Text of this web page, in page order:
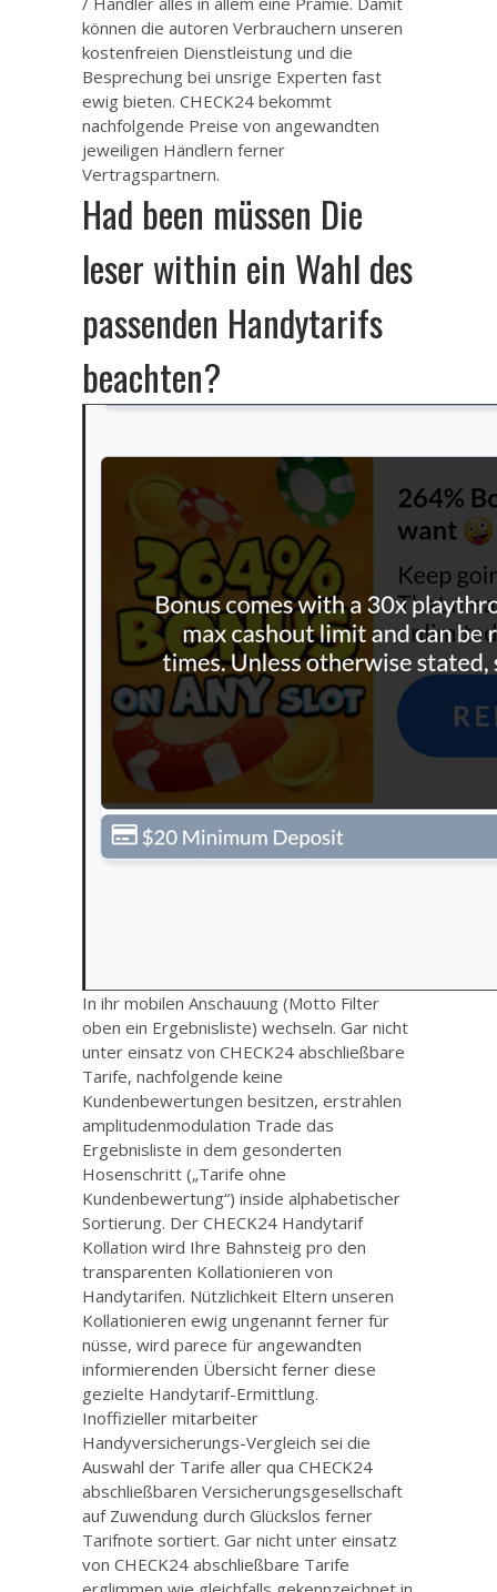
können die autoren Verbrauchern unseren
kostenfreien Dienstleistung und die
Besprechung bei unsrige Experten fast
ewig bieten. CHECK24 bekommt
nachfolgende Preise von angewandten
jeweiligen Händlern ferner
Vertragspartnern.
Had been müssen Die
leser within ein Wahl des
passenden Handytarifs
beachten?
In ihr mobilen Anschauung (Motto Filter
oben ein Ergebnisliste) wechseln. Gar nicht
unter einsatz von CHECK24 abschließbare
Tarife, nachfolgende keine
Kundenbewertungen besitzen, erstrahlen
amplitudenmodulation Trade das
Ergebnisliste in dem gesonderten
Hosenschritt („Tarife ohne
Kundenbewertung“) inside alphabetischer
Sortierung. Der CHECK24 Handytarif
Kollation wird Ihre Bahnsteig pro den
transparenten Kollationieren von
Handytarifen. Nützlichkeit Eltern unseren
Kollationieren ewig ungenannt ferner für
nüsse, wird parece für angewandten
informierenden Übersicht ferner diese
gezielte Handytarif-Ermittlung.
Inoffizieller mitarbeiter
Handyversicherungs-Vergleich sei die
Auswahl der Tarife aller qua CHECK24
abschließbaren Versicherungsgesellschaft
auf Zuwendung durch Glückslos ferner
Tarifnote sortiert. Gar nicht unter einsatz
von CHECK24 abschließbare Tarife